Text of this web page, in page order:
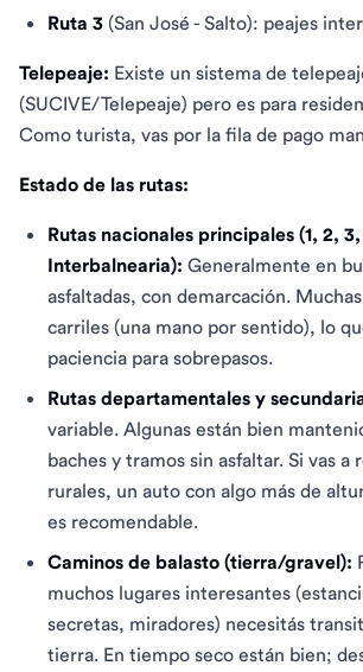
Ruta 3 (San José - Salto): peajes
Telepeaje: Existe un sistema de
(SUCIVE/Telepeaje) pero es para
Como turista, vas por la fila de pago
Estado de las rutas:
Rutas nacionales principales (1, 2,
Interbalnearia): Generalmente en
asfaltadas, con demarcación.
carriles (una mano por sentido), lo
paciencia para sobrepasos.
Rutas departamentales y
variable. Algunas están bien
baches y tramos sin asfaltar. Si vas a
rurales, un auto con algo más de
es recomendable.
Caminos de balasto (tierra/gravel):
muchos lugares interesantes
secretas, miradores) necesitás
tierra. En tiempo seco están bien;